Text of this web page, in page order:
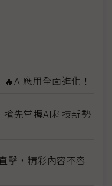
應用全面進化！
搶先掌握AI科技新勢
擊，精彩內容不容